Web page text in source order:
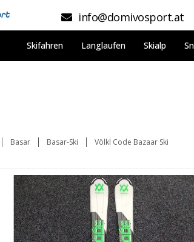
info@domivosport.at
Skifahren Langlaufen Skialp
Basar Basar-Ski Völkl Code Bazaar Ski